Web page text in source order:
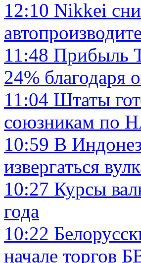
12:10 Nikkei
11:48 Прибыль
24% благодаря
11:04 Штаты
союзникам по
10:59 В
извергаться
10:27 Курсы
года
10:22
начале торгов